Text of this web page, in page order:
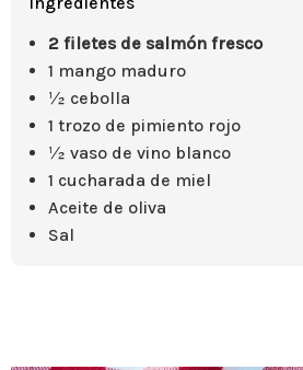
2 filetes de salmón fresco
1 mango maduro
½ cebolla
1 trozo de pimiento rojo
½ vaso de vino blanco
1 cucharada de miel
Aceite de oliva
Sal